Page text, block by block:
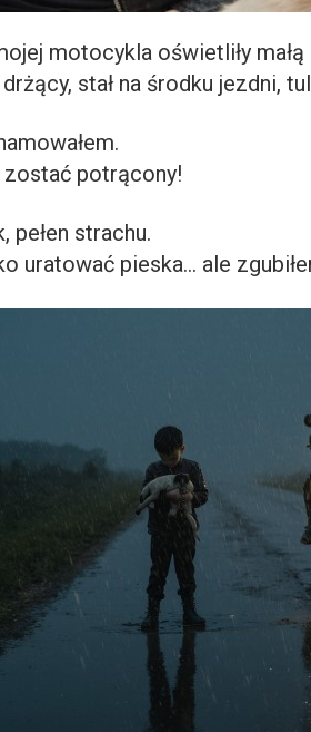
motocykla oświetliły
stał na środku jezdni,
potrącony!
pełen strachu.
uratować pieska… ale